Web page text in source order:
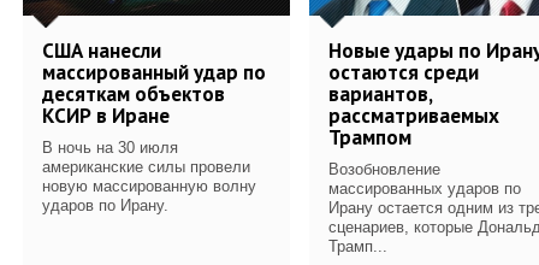
США нанесли
массированный удар по
десяткам объектов
КСИР в Иране
В ночь на 30 июля
американские силы провели
новую массированную волну
ударов по Ирану.
Новые удары по
остаются среди
вариантов,
рассматриваемых
Трампом
Возобновление
массированных ударов по
Ирану остается одним из
сценариев, которые
Трамп...